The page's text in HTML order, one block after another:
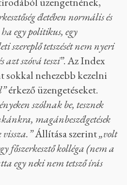
életében normális és
egy politikus, egy
szereplő tetszését nem nyeri
azt szóvá teszi”. Az Index
sokkal nehezebb kezelni
érkező üzengetéseket.
szólnak be, tesznek
magánbeszélgetések
vissza.”Állítása szerint„volt
főszerkesztő kolléga (nem a
egy neki nem tetsző írás